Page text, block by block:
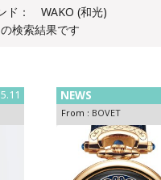
ド：
WAKO (和光)
の検索結果です
NEWS
From : BOVET